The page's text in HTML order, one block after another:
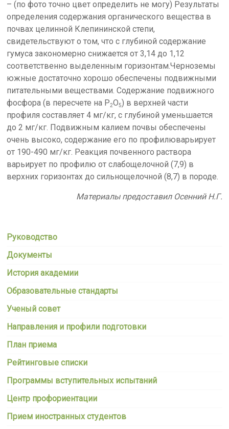
– (по фото точно цвет определить не могу) Результаты
определения содержания органического вещества в
почвах целинной Клепининской степи,
свидетельствуют о том, что с глубиной содержание
гумуса закономерно снижается от 3,14 до 1,12
соответственно выделенным горизонтам.Черноземы
южные достаточно хорошо обеспечены подвижными
питательными веществами. Содержание подвижного
фосфора (в пересчете на Р2О5) в верхней части
профиля составляет 4 мг/кг, с глубиной уменьшается
до 2 мг/кг. Подвижным калием почвы обеспечены
очень высоко, содержание его по профилюварьирует
от 190-490 мг/кг. Реакция почвенного раствора
варьирует по профилю от слабощелочной (7,9) в
верхних горизонтах до сильнощелочной (8,7) в породе.
Материалы предоставил Осенний Н.Г.
Руководство
Документы
История академии
Образовательные стандарты
Ученый совет
Направления и профили подготовки
План приема
Рейтинговые списки
Программы вступительных испытаний
Центр профориентации
Прием иностранных студентов